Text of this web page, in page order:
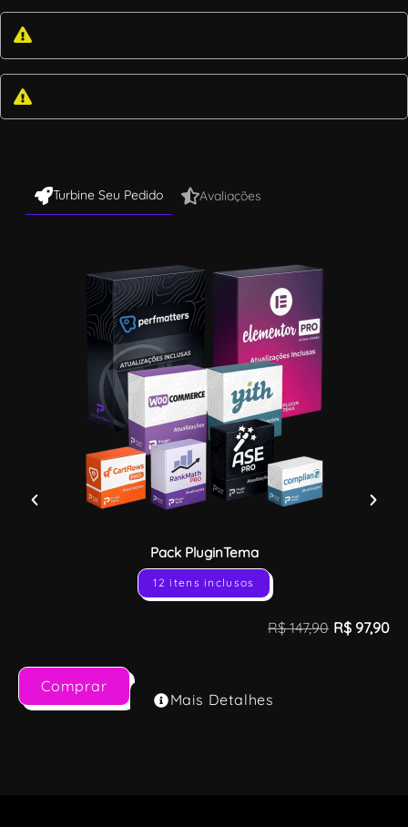
Turbine Seu Pedido Avaliações
Pack PluginTema
12 itens inclusos
R$147,90 R$ 97,90
Comprar
Mais Detalhes